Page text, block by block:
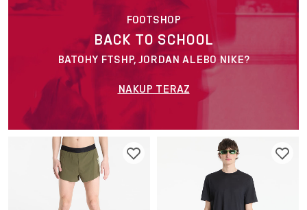
FOOTSHOP
BACK TO SCHOOL
BATOHY FTSHP, JORDAN ALEBO NIKE?
NAKUP TERAZ